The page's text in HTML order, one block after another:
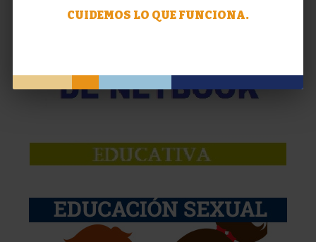
CUIDEMOS LO QUE FUNCIONA.